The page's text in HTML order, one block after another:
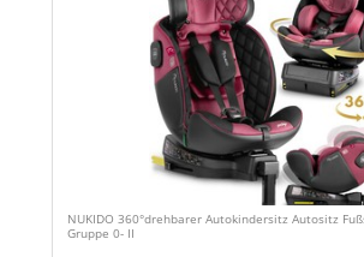
NUKIDO 360°drehbarer Autokindersitz Autositz
Gruppe 0- II